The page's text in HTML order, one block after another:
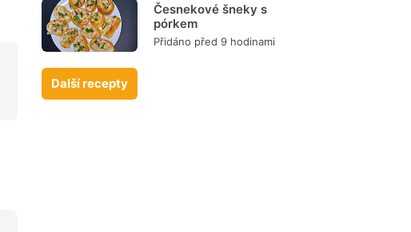
Česnekové šneky s
pórkem
Přidáno před 9 hodinami
Další recepty